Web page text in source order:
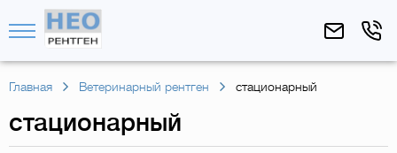
Главная Ветеринарный рентген стационарный
стационарный